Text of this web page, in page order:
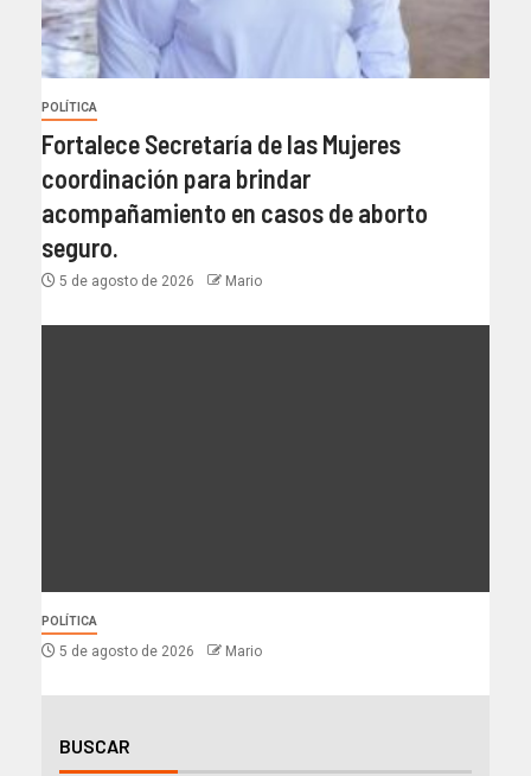
POLÍTICA
Fortalece Secretaría de las Mujeres
coordinación para brindar
acompañamiento en casos de aborto
seguro.
5 de agosto de 2026 Mario
POLÍTICA
5 de agosto de 2026 Mario
BUSCAR